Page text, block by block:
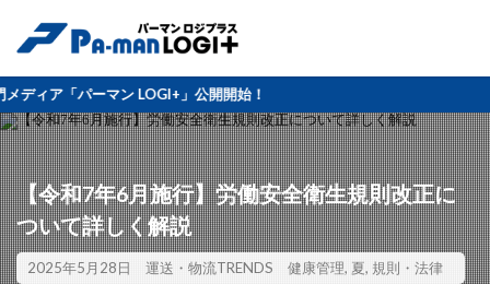
マン LOGI+」公開開始！
【令和7年6月施行】労働安全衛生規則改正に
ついて詳しく解説
2025年5月28日 運送・物流TRENDS 健康管理, 夏, 規則・法律